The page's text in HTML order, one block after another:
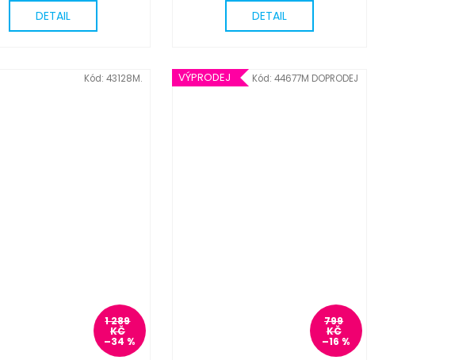
DETAIL DETAIL
1 289
KČ
–34 %
Kód: 43128M. VÝPRODEJ
799
KČ
–16 %
Kód: 44677M DOPRODEJ